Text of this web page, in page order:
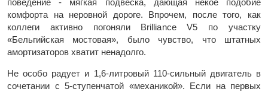
поведение - мягкая подвеска, дающая некое подобие
комфорта на неровной дороге. Впрочем, после того, как
коллеги активно погоняли Brilliance V5 по участку
«Бельгийская мостовая», было чувство, что штатных
амортизаторов хватит ненадолго.
Не особо радует и 1,6-литровый 110-сильный двигатель в
сочетании с 5-ступенчатой «механикой». Если на первых